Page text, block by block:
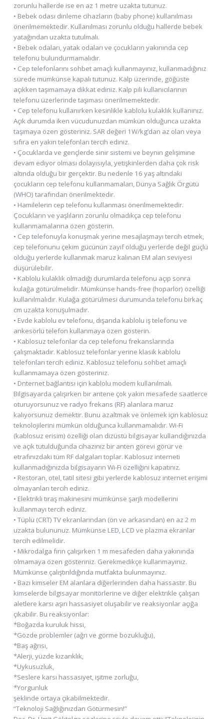
zorunlu hallerde ise en az 1 metre uzakta tutunuz.
• Bebek odası dinleme cihazların (baby phone) kullanılması
önerilmemektedir. Kullanılması zorunlu olduğu hallerde bebek
yatağından uzakta tutulmalı.
• Bebek odaları, yatak odaları ve çocukların yakınında cep
telefonu bulundurmamalıdır.
• Cep telefonlarını sohbet amaçlı kullanmayınız, kullanmadığınız
sürede mümkünse kapalı tutunuz. Kalp üzerinde, göğüste
açıkken taşımamaya dikkat ediniz. Kalp pili kullanıcılarının
telefonu üzerlerinde taşıması önerilmemektedir.
• Cep telefonu kullanırken kesinlikle kablolu kulaklık kullanınız.
Açık durumda iken vücudunuzdan mümkün olduğunca uzakta
taşımaya özen gösteriniz. SAR değeri 1W/kg’dan az olan veya
sıfıra en yakın telefonları tercih ediniz.
• Çocuklarda ve gençlerde sinir sistemi ve beynin gelişimine
devam ediyor olması dolayısıyla, yetişkinlerden daha çok risk
altında olduğu bir gerçektir. Bu nedenle 16 yaş altındaki
çocukların cep telefonu kullanmamaları, Dünya Sağlık Örgütü
(WHO) tarafından önerilmektedir.
• Hamilelerin cep telefonu kullanması önerilmemektedir.
Çocukların ve yaşlıların zorunlu olmadıkça cep telefonu
kullanmamalarına özen gösterin.
• Cep telefonuyla konuşmak yerine mesajlaşmayı tercih etmek,
cep telefonunu çekim gücünün zayıf olduğu yerlerde değil güçlü
olduğu yerlerde kullanmak maruz kalınan EM alan seviyesi
düşürülebilir.
• Kablolu kulaklık olmadığı durumlarda telefonu açıp sonra
kulağa götürülmelidir. Mümkünse hands-free (hoparlör) özelliği
kullanılmalıdır. Kulağa götürülmesi durumunda telefonu birkaç
cm uzakta konuşulmadır.
• Evde kablolu ev telefonu, dışarıda kablolu iş telefonu ve
ankesörlü telefon kullanmaya özen gösterin.
• Kablosuz telefonlar da cep telefonu frekanslarında
çalışmaktadır. Kablosuz telefonlar yerine klasik kablolu
telefonları tercih ediniz. Kablosuz telefonu sohbet amaçlı
kullanmamaya özen gösteriniz.
• Dnternet bağlantısı için kablolu modem kullanılmalı.
Bilgisayarda çalışırken bir antene çok yakın mesafede saatlerce
oturuyorsunuz ve radyo frekans (RF) alanlara maruz
kalıyorsunuz demektir. Bunu azaltmak ve önlemek için kablosuz
teknolojilerini mümkün olduğunca kullanmamalıdır. Wi-Fi
(kablosuz erisim) özelliği olan dizüstü bilgisayar kullandığınızda
ve açık tutulduğunda cihazınız bir anten görevi görür ve
etrafınızdaki tüm RF dalgaları toplar. Kablosuz interneti
kullanmadığınızda bilgisayarın Wi-Fi özelliğini kapatınız.
• Restoran, otel, tatil sitesi gibi yerlerde kablosuz internet erişimi
olmayanları tercih ediniz.
• Elektrikli tıraş makinesini mümkünse şarjlı modellerini
kullanmayı tercih ediniz.
• Tüplü (CRT) TV ekranlarından (ön ve arkasından) en az 2 m
uzakta bulununuz. Mümkünse LED, LCD ve plazma ekranlar
tercih edilmelidir.
• Mikrodalga fırın çalışırken 1 m mesafeden daha yakınında
olmamaya özen gösteriniz. Gerekmedikçe kullanmayınız.
Mümkünse çalıştırıldığında mutfakta bulunmayınız.
• Bazı kimseler EM alanlara diğerlerinden daha hassastır. Bu
kimselerde bilgisayar monitörlerine ve diğer elektrikle çalışan
aletlere karsı aşırı hassasiyet oluşabilir ve reaksiyonlar açığa
çıkabilir. Bu reaksiyonlar:
*Boğazda kuruluk hissi,
*Gözde problemler (ağrı ve görme bozukluğu),
*Baş ağrısı,
*Alerji, yüzde kızarıklık,
*Uykusuzluk,
*Seslere karsı hassasiyet, işitme zorluğu,
*Yorgunluk
şeklinde ortaya çıkabilmektedir.
“Teknoloji Sağlığınızdan Götürmesin!”